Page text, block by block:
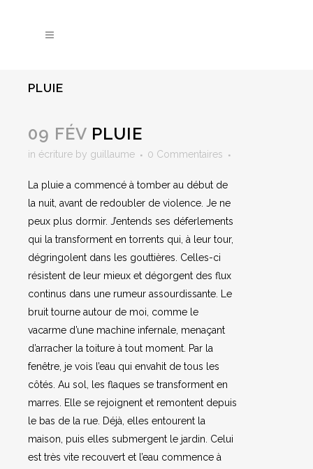
PLUIE
09 FÉV PLUIE
in écriture by guillaume 0 Commentaires
La pluie a commencé à tomber au début de
la nuit, avant de redoubler de violence. Je ne
peux plus dormir. J’entends ses déferlements
qui la transforment en torrents qui, à leur tour,
dégringolent dans les gouttières. Celles-ci
résistent de leur mieux et dégorgent des flux
continus dans une rumeur assourdissante. Le
bruit tourne autour de moi, comme le
vacarme d’une machine infernale, menaçant
d’arracher la toiture à tout moment. Par la
fenêtre, je vois l’eau qui envahit de tous les
côtés. Au sol, les flaques se transforment en
marres. Elle se rejoignent et remontent depuis
le bas de la rue. Déjà, elles entourent la
maison, puis elles submergent le jardin. Celui
est très vite recouvert et l’eau commence à